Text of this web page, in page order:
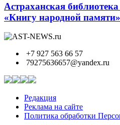
Астраханская
«Книгу народной памяти»
+7 927 563 66 57
79275636657@yandex.ru
Редакция
Реклама на сайте
Политика обработки